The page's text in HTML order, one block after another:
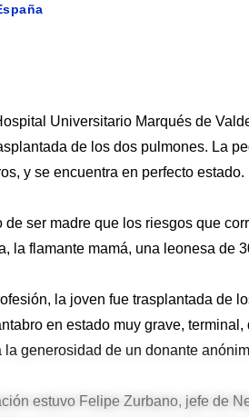
Universitario Marqués de
de los dos pulmones. La
y se encuentra en perfecto estado.
de ser madre que los riesgos que
la flamante mamá, una leonesa de
la joven fue trasplantada de
en estado muy grave,
generosidad de un donante
estuvo Felipe Zurbano, jefe de